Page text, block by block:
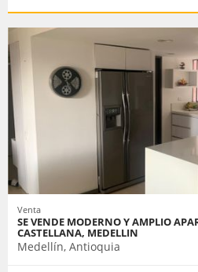
Venta
SE VENDE MODERNO Y AMPLIO
CASTELLANA, MEDELLIN
Medellín, Antioquia